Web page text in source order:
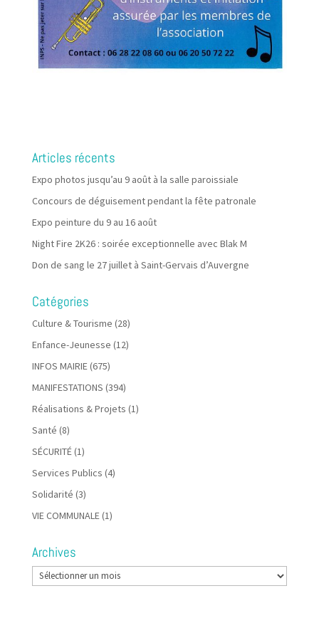
Articles récents
Expo photos jusqu’au 9 août à la salle paroissiale
Concours de déguisement pendant la fête patronale
Expo peinture du 9 au 16 août
Night Fire 2K26 : soirée exceptionnelle avec Blak M
Don de sang le 27 juillet à Saint-Gervais d’Auvergne
Catégories
Culture & Tourisme (28)
Enfance-Jeunesse (12)
INFOS MAIRIE(675)
MANIFESTATIONS (394)
Réalisations & Projets (1)
Santé (8)
SÉCURITÉ(1)
Services Publics (4)
Solidarité (3)
VIE COMMUNALE(1)
Archives
Archives